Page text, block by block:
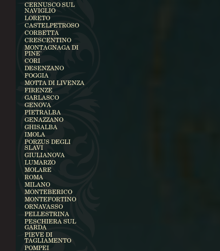
CERNUSCO SUL
NAVIGLIO
LORETO
CASTELPETROSO
CORBETTA
CRESCENTINO
MONTAGNAGA DI
PINE'
CORI
DESENZANO
FOGGIA
MOTTA DI LIVENZA
FIRENZE
GARLASCO
GENOVA
PIETRALBA
GENAZZANO
GHISALBA
IMOLA
PORZUS DEGLI
SLAVI
GIULIANOVA
LUMARZO
MOLARE
ROMA
MILANO
MONTEBERICO
MONTEFORTINO
ORNAVASSO
PELLESTRINA
PESCHIERA SUL
GARDA
PIEVE DI
TAGLIAMENTO
POMPEI